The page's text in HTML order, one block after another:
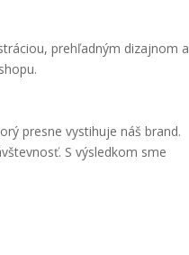
prehľadným dizajnom a
presne vystihuje náš brand.
S výsledkom sme